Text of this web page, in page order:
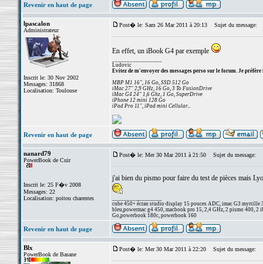
Revenir en haut de page
lpascalon
Administrateur
Inscrit le: 30 Nov 2002
Messages: 31868
Localisation: Toulouse
Post� le: Sam 26 Mar 2011 à 20:13 Sujet du message:
En effet, un iBook G4 par exemple
Ludovic
Evitez de m'envoyer des messages perso sur le forum. Je préfère
MBP M1 16", 16 Go, SSD 512 Go
iMac 27" 2,9 GHz, 16 Go, 3 To FusionDrive
iMac G4 24" 1,6 Ghz, 1 Go, SuperDrive
iPhone 12 mini 128 Go
iPad Pro 11", iPad mini Cellular...
Revenir en haut de page
nanard79
PowerBook de Cuir
Inscrit le: 25 F�v 2008
Messages: 22
Localisation: poitou charentes
Post� le: Mer 30 Mar 2011 à 21:50 Sujet du message:
j'ai bien du pismo pour faire du test de pièces mais
cube 450+ écran studio display 15 pouces ADC, imac G3 myrtille
bleu,powermac g4 450, macbook pro 15, 2,4 GHz, 2 pismo 400,
Go,powerbook 180c, powerbook 160
Revenir en haut de page
Blx
PowerBook de Basane
Post� le: Mer 30 Mar 2011 à 22:20 Sujet du message: